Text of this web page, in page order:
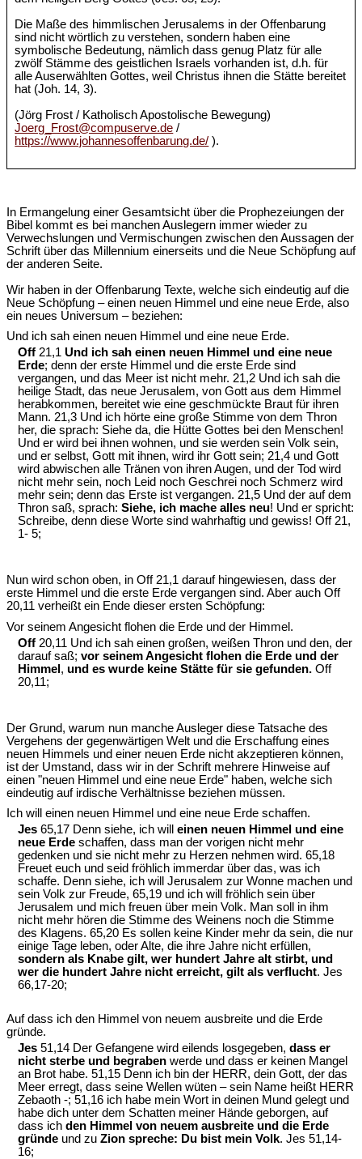
Die Maße des himmlischen Jerusalems in der Offenbarung
sind nicht wörtlich zu verstehen, sondern haben eine
symbolische Bedeutung, nämlich dass genug Platz für alle
zwölf Stämme des geistlichen Israels vorhanden ist, d.h. für
alle Auserwählten Gottes, weil Christus ihnen die Stätte bereitet
hat (Joh. 14, 3).
(Jörg Frost / Katholisch Apostolische Bewegung)
Joerg_Frost@compuserve.de /
https://www.johannesoffenbarung.de/ ).
In Ermangelung einer Gesamtsicht über die Prophezeiungen der
Bibel kommt es bei manchen Auslegern immer wieder zu
Verwechslungen und Vermischungen zwischen den Aussagen der
Schrift über das Millennium einerseits und die Neue Schöpfung auf
der anderen Seite.
Wir haben in der Offenbarung Texte, welche sich eindeutig auf die
Neue Schöpfung – einen neuen Himmel und eine neue Erde, also
ein neues Universum – beziehen:
Und ich sah einen neuen Himmel und eine neue Erde.
Off 21,1 Und ich sah einen neuen Himmel und eine neue
Erde; denn der erste Himmel und die erste Erde sind
vergangen, und das Meer ist nicht mehr. 21,2 Und ich sah die
heilige Stadt, das neue Jerusalem, von Gott aus dem Himmel
herabkommen, bereitet wie eine geschmückte Braut für ihren
Mann. 21,3 Und ich hörte eine große Stimme von dem Thron
her, die sprach: Siehe da, die Hütte Gottes bei den Menschen!
Und er wird bei ihnen wohnen, und sie werden sein Volk sein,
und er selbst, Gott mit ihnen, wird ihr Gott sein; 21,4 und Gott
wird abwischen alle Tränen von ihren Augen, und der Tod wird
nicht mehr sein, noch Leid noch Geschrei noch Schmerz wird
mehr sein; denn das Erste ist vergangen. 21,5 Und der auf dem
Thron saß, sprach: Siehe, ich mache alles neu! Und er spricht:
Schreibe, denn diese Worte sind wahrhaftig und gewiss! Off 21,
1- 5;
Nun wird schon oben, in Off 21,1 darauf hingewiesen, dass der
erste Himmel und die erste Erde vergangen sind. Aber auch Off
20,11 verheißt ein Ende dieser ersten Schöpfung:
Vor seinem Angesicht flohen die Erde und der Himmel.
Off 20,11 Und ich sah einen großen, weißen Thron und den, der
darauf saß; vor seinem Angesicht flohen die Erde und der
Himmel , und es wurde keine Stätte für sie gefunden. Off
20,11;
Der Grund, warum nun manche Ausleger diese Tatsache des
Vergehens der gegenwärtigen Welt und die Erschaffung eines
neuen Himmels und einer neuen Erde nicht akzeptieren können,
ist der Umstand, dass wir in der Schrift mehrere Hinweise auf
einen "neuen Himmel und eine neue Erde" haben, welche sich
eindeutig auf irdische Verhältnisse beziehen müssen.
Ich will einen neuen Himmel und eine neue Erde schaffen.
Jes 65,17 Denn siehe, ich will einen neuen Himmel und eine
neue Erde schaffen, dass man der vorigen nicht mehr
gedenken und sie nicht mehr zu Herzen nehmen wird. 65,18
Freuet euch und seid fröhlich immerdar über das, was ich
schaffe. Denn siehe, ich will Jerusalem zur Wonne machen und
sein Volk zur Freude, 65,19 und ich will fröhlich sein über
Jerusalem und mich freuen über mein Volk. Man soll in ihm
nicht mehr hören die Stimme des Weinens noch die Stimme
des Klagens. 65,20 Es sollen keine Kinder mehr da sein, die nur
einige Tage leben, oder Alte, die ihre Jahre nicht erfüllen,
sondern als Knabe gilt, wer hundert Jahre alt stirbt, und
wer die hundert Jahre nicht erreicht, gilt als verflucht. Jes
66,17-20;
Auf dass ich den Himmel von neuem ausbreite und die Erde
gründe.
Jes 51,14 Der Gefangene wird eilends losgegeben, dass er
nicht sterbe und begraben werde und dass er keinen Mangel
an Brot habe. 51,15 Denn ich bin der HERR, dein Gott, der das
Meer erregt, dass seine Wellen wüten – sein Name heißt HERR
Zebaoth -; 51,16 ich habe mein Wort in deinen Mund gelegt und
habe dich unter dem Schatten meiner Hände geborgen, auf
dass ich den Himmel von neuem ausbreite und die Erde
gründe und zu Zion spreche: Du bist mein Volk. Jes 51,14-
16;